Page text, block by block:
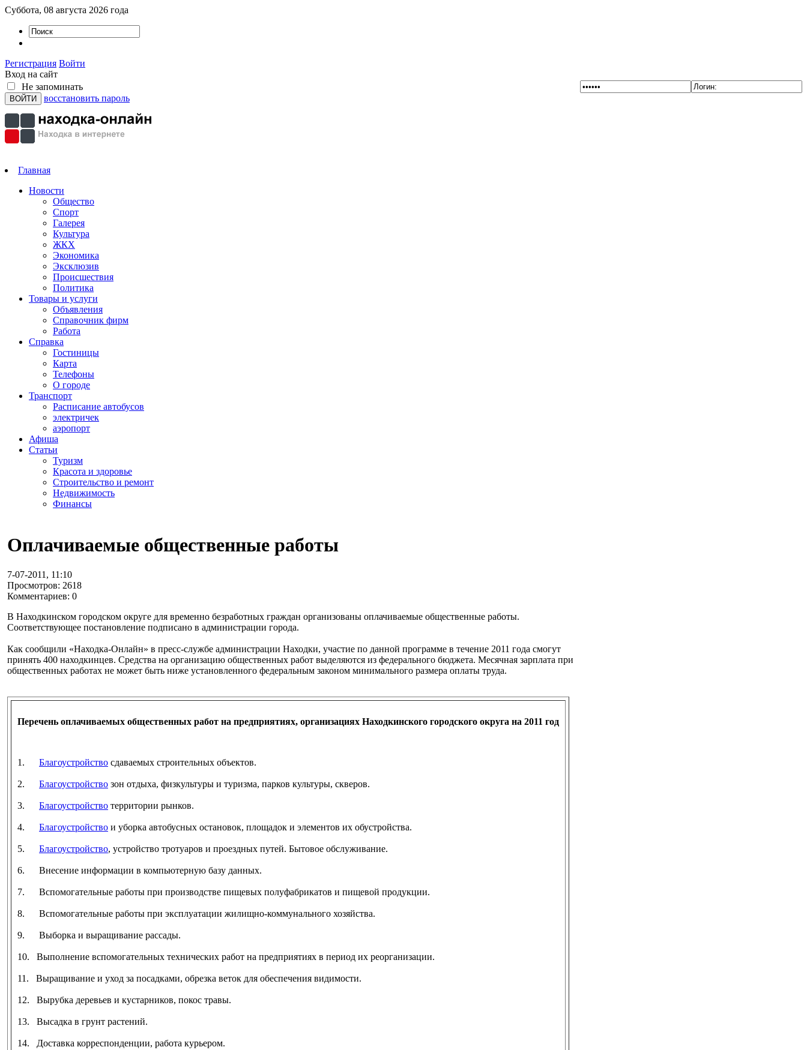
Суббота, 08 августа 2026 года
Регистрация Войти
Вход на сайт
Не запоминать
восстановить пароль
Главная
Новости
Общество
Спорт
Галерея
Культура
ЖКХ
Экономика
Эксклюзив
Проиcшествия
Политика
Товары и услуги
Объявления
Справочник фирм
Работа
Справка
Гостиницы
Карта
Телефоны
О городе
Транспорт
Расписание автобусов
электричек
аэропорт
Афиша
Статьи
Туризм
Красота и здоровье
Строительство и ремонт
Недвижимость
Финансы
Оплачиваемые общественные работы
7-07-2011, 11:10
Просмотров: 2618
Комментариев: 0
В Находкинском городском округе для временно безработных граждан организованы оплачиваемые общественные работы.
Соответствующее постановление подписано в администрации города.
Как сообщили «Находка-Онлайн» в пресс-службе администрации Находки, участие по данной программе в течение 2011 года смогут
принять 400 находкинцев. Средства на организацию общественных работ выделяются из федерального бюджета. Месячная зарплата при
общественных работах не может быть ниже установленного федеральным законом минимального размера оплаты труда.
Перечень оплачиваемых общественных работ на предприятиях, организациях Находкинского городского округа на 2011 год
1. Благоустройство сдаваемых строительных объектов.
2. Благоустройство зон отдыха, физкультуры и туризма, парков культуры, скверов.
3. Благоустройство территории рынков.
4. Благоустройство и уборка автобусных остановок, площадок и элементов их обустройства.
5. Благоустройство, устройство тротуаров и проездных путей. Бытовое обслуживание.
6. Внесение информации в компьютерную базу данных.
7. Вспомогательные работы при производстве пищевых полуфабрикатов и пищевой продукции.
8. Вспомогательные работы при эксплуатации жилищно-коммунального хозяйства.
9. Выборка и выращивание рассады.
10. Выполнение вспомогательных технических работ на предприятиях в период их реорганизации.
11. Выращивание и уход за посадками, обрезка веток для обеспечения видимости.
12. Вырубка деревьев и кустарников, покос травы.
13. Высадка в грунт растений.
14. Доставка корреспонденции, работа курьером.